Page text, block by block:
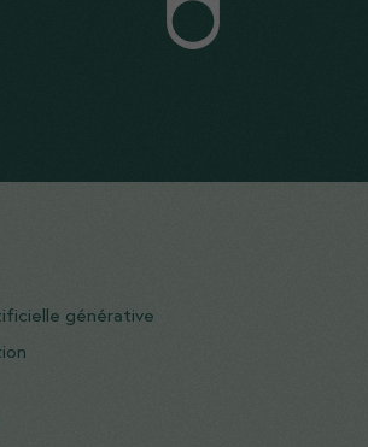
générative